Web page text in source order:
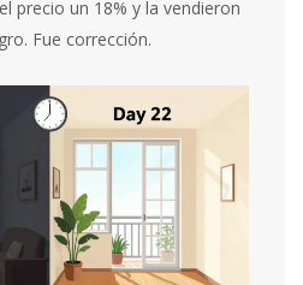
precio un 18% y la vendieron
Fue corrección.